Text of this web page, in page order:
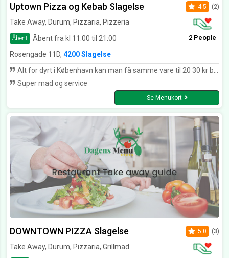
Uptown Pizza og Kebab Slagelse
Take Away, Durum, Pizzaria, Pizzeria
Åbent Åbent fra kl 11:00 til 21:00
4.5 (2)
2 People
Rosengade 11D, 4200 Slagelse
Alt for dyrt i København kan man få samme vare til 20 30 kr billigere
Super mad og service
Se Menukort
DOWNTOWN PIZZA Slagelse
Take Away, Durum, Pizzaria, Grillmad
5.0 (3)